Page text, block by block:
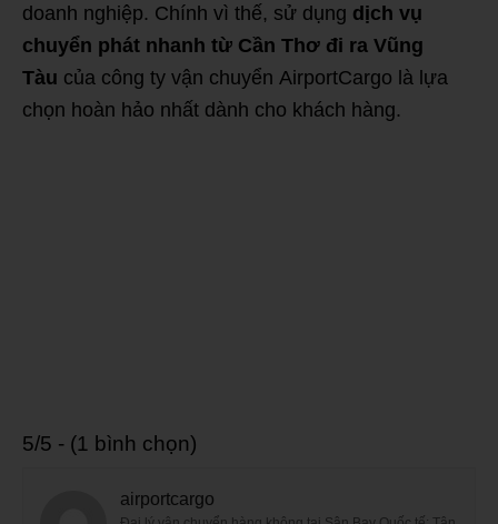
doanh nghiệp. Chính vì thế, sử dụng dịch vụ
chuyển phát nhanh từ Cần Thơ đi ra Vũng
Tàu của công ty vận chuyển AirportCargo là lựa
chọn hoàn hảo nhất dành cho khách hàng.
5/5 - (1 bình chọn)
airportcargo